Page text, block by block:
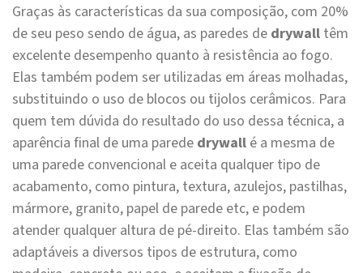
Graças às características da sua composição, com 20%
de seu peso sendo de água, as paredes de drywall têm
excelente desempenho quanto à resistência ao fogo.
Elas também podem ser utilizadas em áreas molhadas,
substituindo o uso de blocos ou tijolos cerâmicos. Para
quem tem dúvida do resultado do uso dessa técnica, a
aparência final de uma parede drywall é a mesma de
uma parede convencional e aceita qualquer tipo de
acabamento, como pintura, textura, azulejos, pastilhas,
mármore, granito, papel de parede etc, e podem
atender qualquer altura de pé-direito. Elas também são
adaptáveis a diversos tipos de estrutura, como